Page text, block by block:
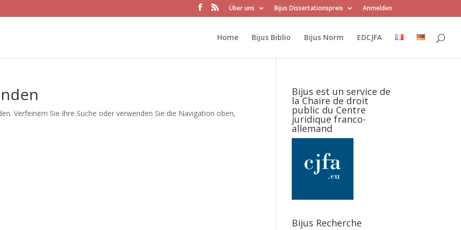
Über uns Bijus Dissertationspreis Anmelden
Home Bijus Biblio Bijus Norm EDCJFA
Verfeinern Sie Ihre Suche oder verwenden Sie die Navigation oben,
Bijus est un service de
la Chaire de droit
public du Centre
juridique franco-
allemand
Bijus Recherche